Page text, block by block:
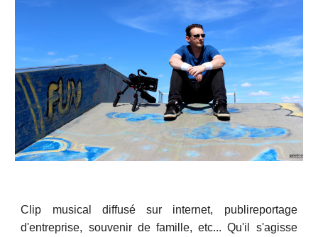
Clip musical diffusé sur internet, publireportage
d'entreprise, souvenir de famille, etc...Qu'il s'agisse